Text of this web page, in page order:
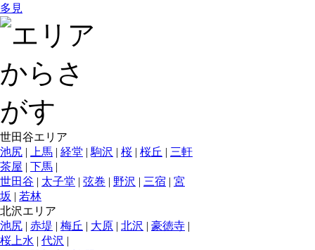
多見
世田谷エリア
池尻 | 上馬 | 経堂 | 駒沢 | 桜 | 桜丘 | 三軒
茶屋 | 下馬 |
世田谷 | 太子堂 | 弦巻 | 野沢 | 三宿 | 宮
坂 | 若林
北沢エリア
池尻 | 赤堤 | 梅丘 | 大原 | 北沢 | 豪徳寺 |
桜上水 | 代沢 |